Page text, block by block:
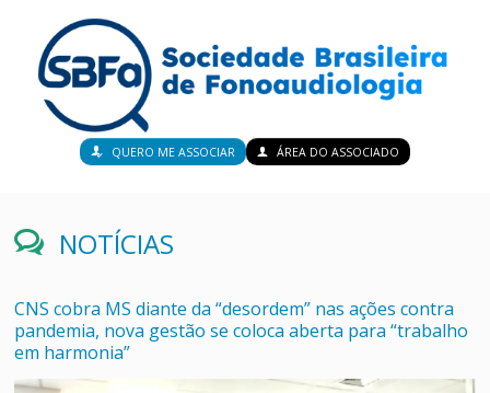
QUERO ME ASSOCIAR ÁREA DO ASSOCIADO
NOTÍCIAS
CNS cobra MS diante da “desordem” nas ações contra
pandemia, nova gestão se coloca aberta para “trabalho
em harmonia”